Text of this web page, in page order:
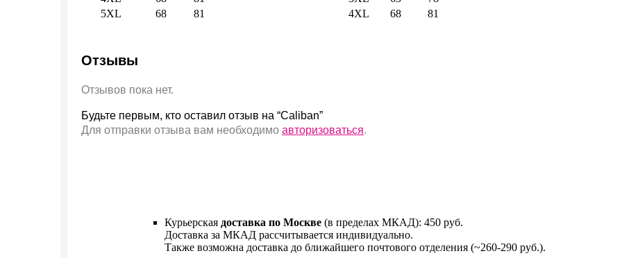
5XL
68 81
4XL
68 81
Отзывы
Отзывов пока нет.
Будьте первым, кто оставил отзыв на “Caliban”
Для отправки отзыва вам необходимо авторизоваться.
Курьерская доставка по Москве (в пределах МКАД): 450 руб.
Доставка за МКАД рассчитывается индивидуально.
Также возможна доставка до ближайшего почтового отделения (~260-290 руб.).